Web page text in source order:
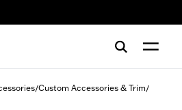
/Custom Accessories & Trim/